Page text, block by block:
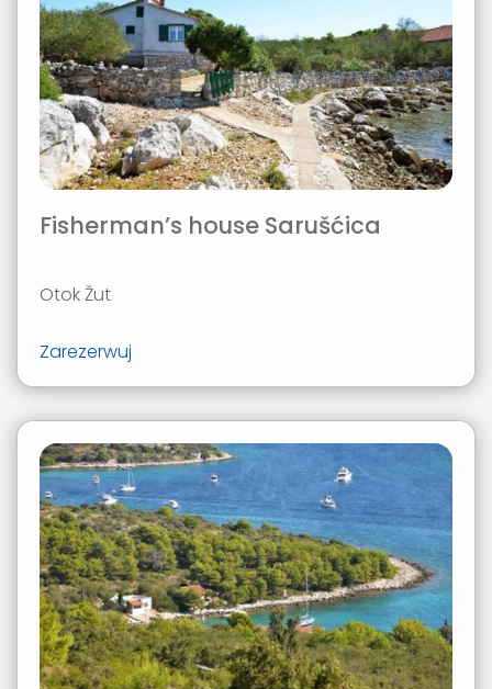
Fisherman’s house Sarušćica
Otok Žut
Zarezerwuj